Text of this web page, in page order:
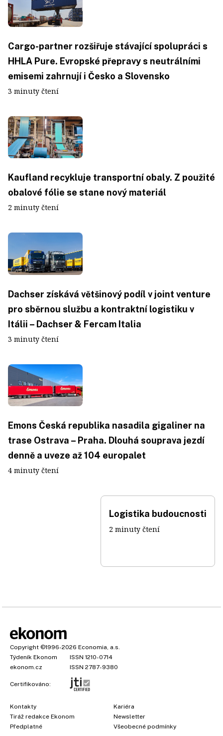
Cargo-partner rozšiřuje stávající spolupráci s
HHLA Pure. Evropské přepravy s neutrálními
emisemi zahrnují i Česko a Slovensko
3 minuty čtení
Kaufland recykluje transportní obaly. Z použité
obalové fólie se stane nový materiál
2 minuty čtení
Dachser získává většinový podíl v joint venture
pro sběrnou službu a kontraktní logistiku v
Itálii – Dachser & Fercam Italia
3 minuty čtení
Emons Česká republika nasadila gigaliner na
trase Ostrava – Praha. Dlouhá souprava jezdí
denně a uveze až 104 europalet
4 minuty čtení
Logistika budoucnosti
2 minuty čtení
Copyright ©1996-2026 Economia, a.s.
Týdeník Ekonom
ISSN 1210-0714
ekonom.cz
ISSN 2787-9380
Certifikováno:
Kontakty
Tiráž redakce Ekonom
Předplatné
Kariéra
Newsletter
Všeobecné podmínky